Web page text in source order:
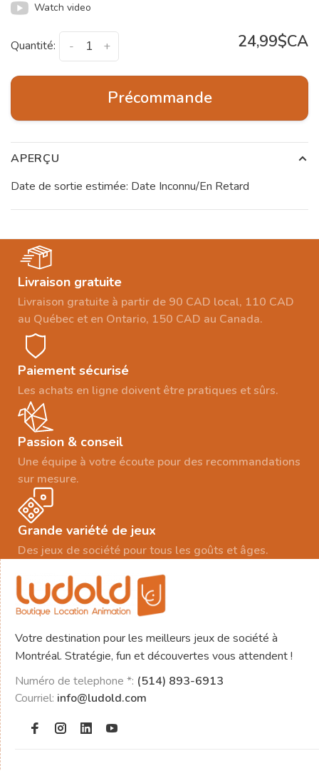
Watch video
Quantité: +
- 24,99$CA
Précommande
APERÇU
Date de sortie estimée: Date Inconnu/En Retard
Livraison gratuite
Livraison gratuite à partir de 90 CAD local, 110 CAD
au Québec et en Ontario, 150 CAD au Canada.
Paiement sécurisé
Les achats en ligne doivent être pratiques et sûrs.
Passion & conseil
Une équipe à votre écoute pour des recommandations
sur mesure.
Grande variété de jeux
Des jeux de société pour tous les goûts et âges.
Votre destination pour les meilleurs jeux de société à
Montréal. Stratégie, fun et découvertes vous attendent !
Numéro de telephone *: (514) 893-6913
Courriel: info@ludold.com